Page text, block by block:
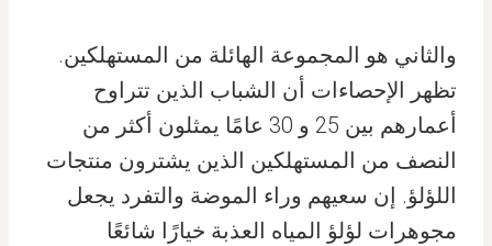
والثاني هو المجموعة الهائلة من المستهلكين.
تظهر الإحصاءات أن الشباب الذين تتراوح
أعمارهم بين 25 و 30 عامًا يمثلون أكثر من
النصف من المستهلكين الذين يشترون منتجات
اللؤلؤ. إن سعيهم وراء الموضة والتفرد يجعل
مجوهرات لؤلؤ المياه العذبة خيارًا شائعًا